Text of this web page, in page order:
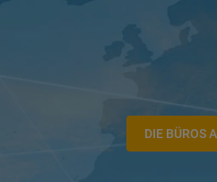
DIE BÜROS